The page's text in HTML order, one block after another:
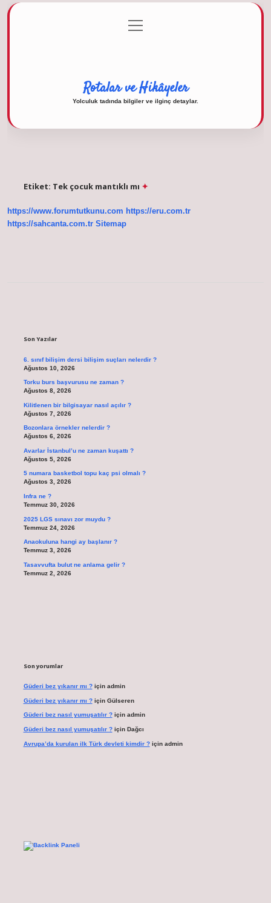
Gizlilik Politikası
menüyü
aç
Rotalar ve Hikâyeler
Yolculuk tadında bilgiler ve ilginç detaylar.
Etiket: Tek çocuk mantıklı mı
https://www.forumtutkunu.com https://eru.com.tr
https://sahcanta.com.tr Sitemap
Son Yazılar
6. sınıf bilişim dersi bilişim suçları nelerdir ?
Ağustos 10, 2026
Torku burs başvurusu ne zaman ?
Ağustos 8, 2026
Kilitlenen bir bilgisayar nasıl açılır ?
Ağustos 7, 2026
Bozonlara örnekler nelerdir ?
Ağustos 6, 2026
Avarlar İstanbul’u ne zaman kuşattı ?
Ağustos 5, 2026
5 numara basketbol topu kaç psi olmalı ?
Ağustos 3, 2026
Infra ne ?
Temmuz 30, 2026
2025 LGS sınavı zor muydu ?
Temmuz 24, 2026
Anaokuluna hangi ay başlanır ?
Temmuz 3, 2026
Tasavvufta bulut ne anlama gelir ?
Temmuz 2, 2026
Son yorumlar
Güderi bez yıkanır mı ?için admin
Güderi bez yıkanır mı ?için Gülseren
Güderi bez nasıl yumuşatılır ?için admin
Güderi bez nasıl yumuşatılır ?için Dağcı
Avrupa’da kurulan ilk Türk devleti kimdir ?için admin